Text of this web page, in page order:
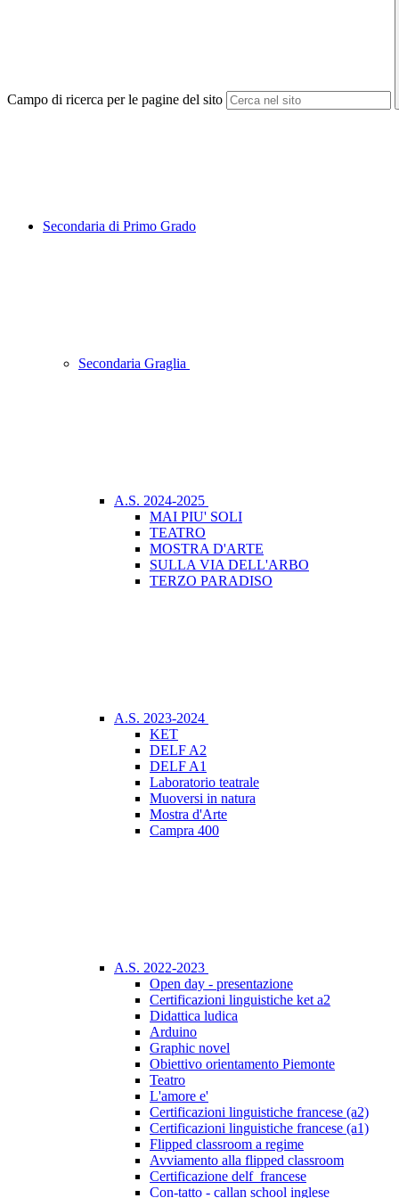
Campo di ricerca per le pagine del sito
Secondaria di Primo Grado
Secondaria Graglia
A.S. 2024-2025
MAI PIU' SOLI
TEATRO
MOSTRA D'ARTE
SULLA VIA DELL'ARBO
TERZO PARADISO
A.S. 2023-2024
KET
DELF A2
DELF A1
Laboratorio teatrale
Muoversi in natura
Mostra d'Arte
Campra 400
A.S. 2022-2023
Open day - presentazione
Certificazioni linguistiche ket a2
Didattica ludica
Arduino
Graphic novel
Obiettivo orientamento Piemonte
Teatro
L'amore e'
Certificazioni linguistiche francese (a2)
Certificazioni linguistiche francese (a1)
Flipped classroom a regime
Avviamento alla flipped classroom
Certificazione delf_francese
Con-tatto - callan school inglese